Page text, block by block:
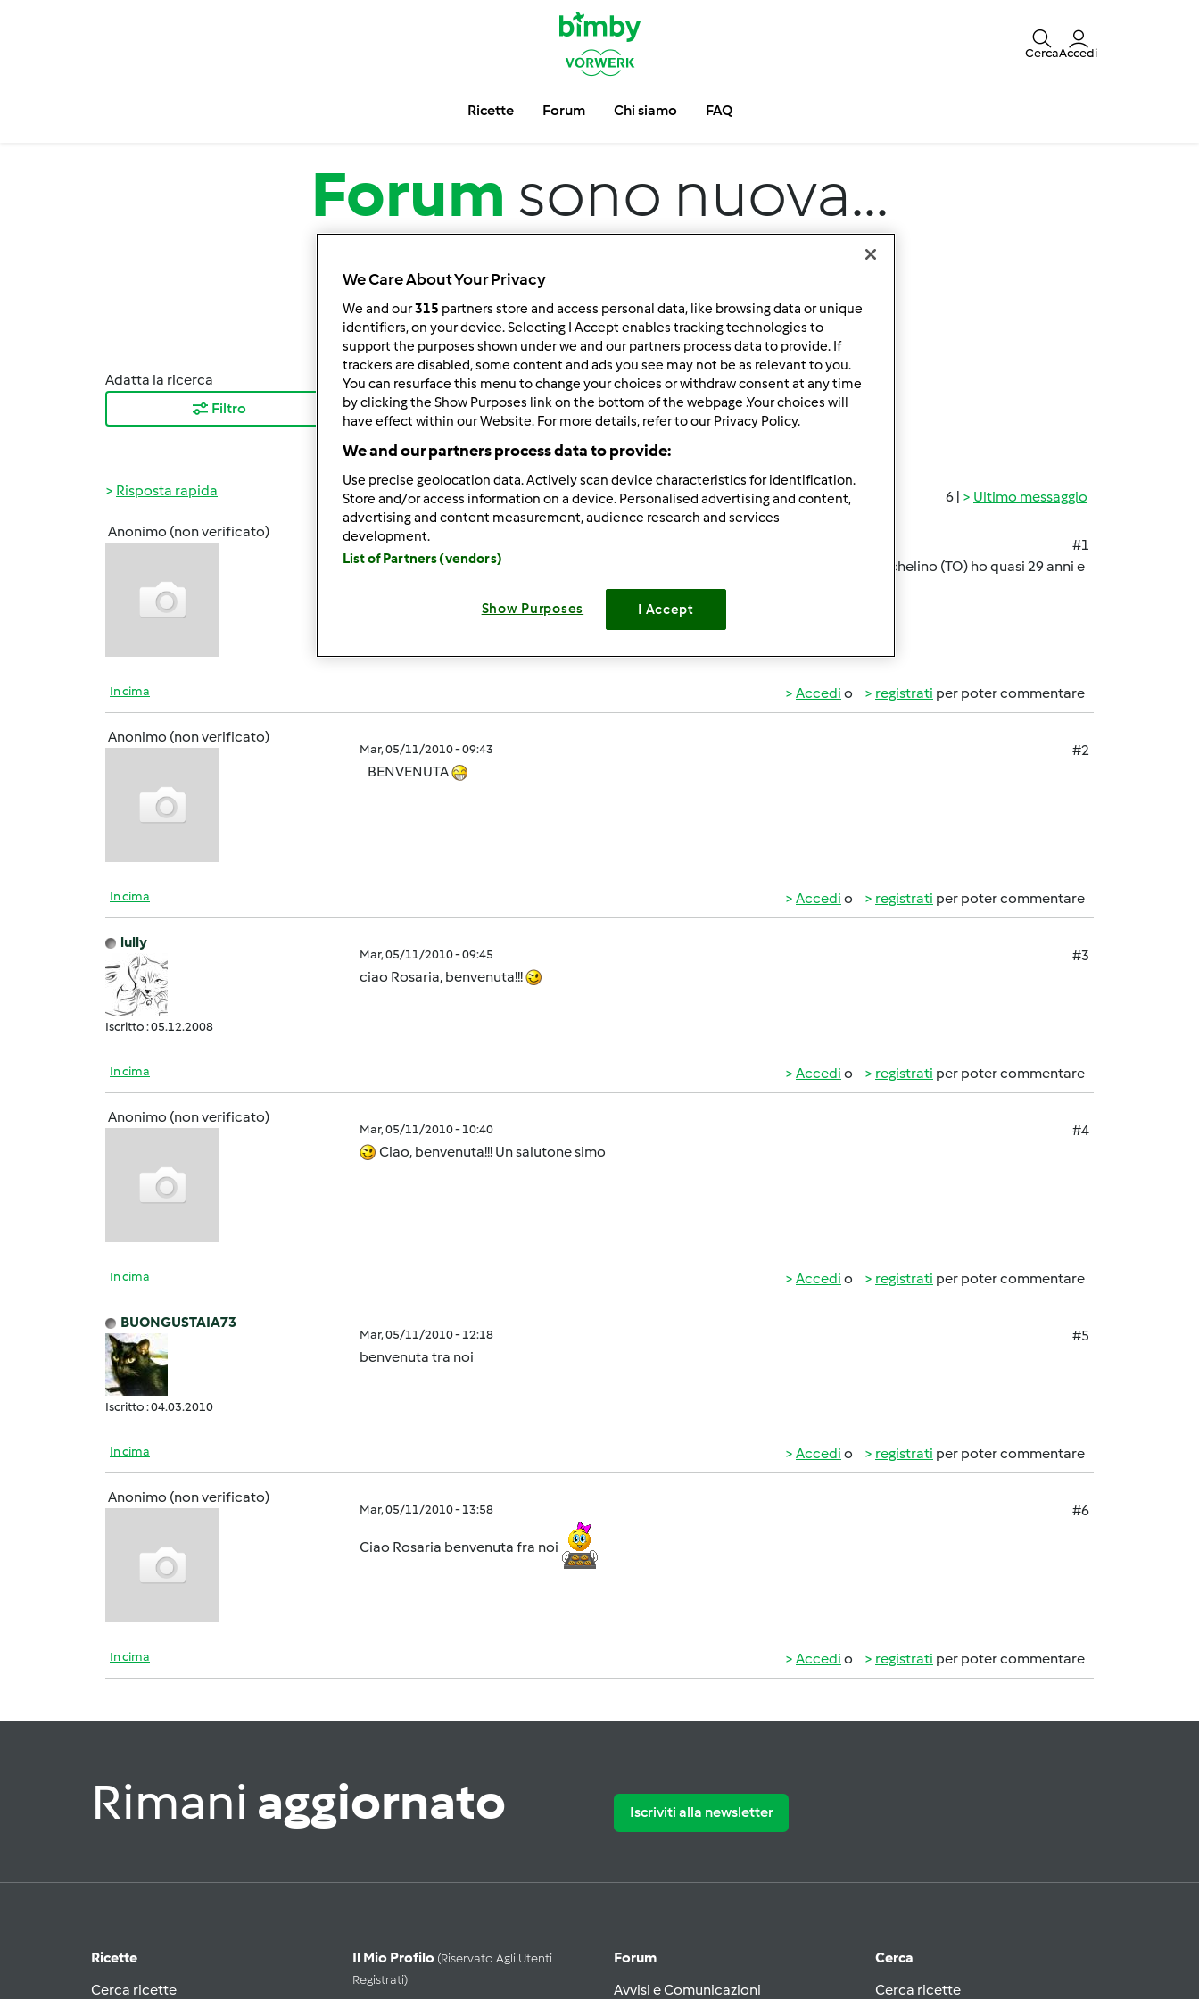
CercaAccedi
Ricette Forum Chi siamo FAQ
Forum sono nuova...
Adatta la ricerca
Filtro
Ordina per:
I risultati più recenti
Risultati per pagina:
10
6 | Ultimo messaggio
Risposta rapida
Anonimo (non verificato)
Mar, 05/11/2010 - 09:41
#1
:_4:ciao a tutte... mi sono appena iscritta al forum. mi chiamo Rosaria e scrivo da nichelino (TO) ho quasi 29 anni e
mi piacerebbe confrontarmi con voi grazie
In cima Accedi o registrati per poter commentare
Anonimo (non verificato)
Mar, 05/11/2010 - 09:43
#2
BENVENUTA
In cima Accedi o registrati per poter commentare
lully
Iscritto : 05.12.2008
Mar, 05/11/2010 - 09:45
#3
ciao Rosaria, benvenuta!!!
In cima Accedi o registrati per poter commentare
Anonimo (non verificato)
Mar, 05/11/2010 - 10:40
#4
Ciao, benvenuta!!! Un salutone simo
In cima Accedi o registrati per poter commentare
BUONGUSTAIA73
Iscritto : 04.03.2010
Mar, 05/11/2010 - 12:18
#5
benvenuta tra noi
In cima Accedi o registrati per poter commentare
Anonimo (non verificato)
Mar, 05/11/2010 - 13:58 #6
Ciao Rosaria benvenuta fra noi
In cima Accedi o registrati per poter commentare
Rimani aggiornato Iscriviti alla newsletter
Ricette
Cerca ricette
Il Mio Profilo (riservato Agli Utenti
Registrati)
Forum
Avvisi e Comunicazioni
Cerca
Cerca ricette
We Care About Your Privacy
We and our315 partners store and access personal data, like browsing data or unique
identifiers, on your device. Selecting I Accept enables tracking technologies to
support the purposes shown under we and our partners process data to provide. If
trackers are disabled, some content and ads you see may not be as relevant to you.
You can resurface this menu to change your choices or withdraw consent at any time
by clicking the Show Purposes link on the bottom of the webpage .Your choices will
have effect within our Website. For more details, refer to our Privacy Policy.
We and our partners process data to provide:
Use precise geolocation data. Actively scan device characteristics for identification.
Store and/or access information on a device. Personalised advertising and content,
advertising and content measurement, audience research and services
development.
List of Partners (vendors)
Show Purposes I Accept